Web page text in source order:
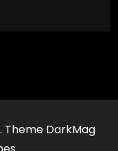
DarkMag